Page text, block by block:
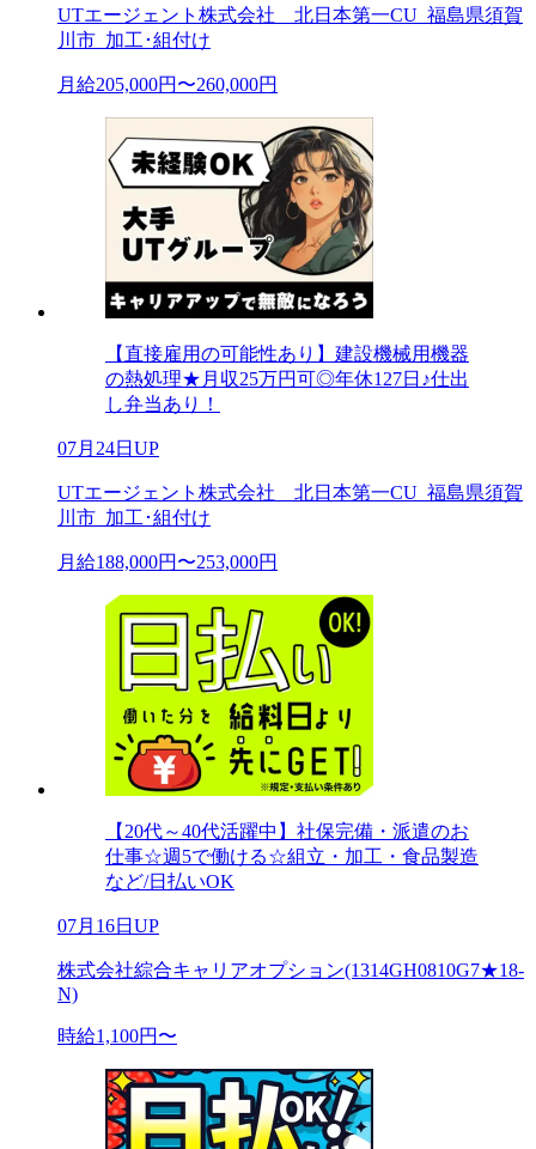
UTエージェント株式会社 北日本第一CU_福島県須賀
川市_加工･組付け
月給205,000円〜260,000円
【直接雇用の可能性あり】建設機械用機器
の熱処理★月収25万円可◎年休127日♪仕出
し弁当あり！
07月24日UP
UTエージェント株式会社 北日本第一CU_福島県須賀
川市_加工･組付け
月給188,000円〜253,000円
【20代～40代活躍中】社保完備・派遣のお
仕事☆週5で働ける☆組立・加工・食品製造
など/日払いOK
07月16日UP
株式会社綜合キャリアオプション(1314GH0810G7★18-
N)
時給1,100円〜